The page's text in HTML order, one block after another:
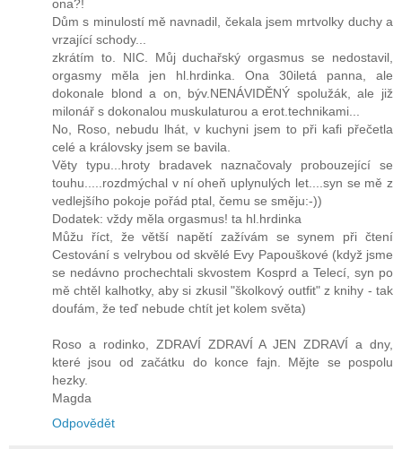
ona?!
Dům s minulostí mě navnadil, čekala jsem mrtvolky duchy a
vrzající schody...
zkrátím to. NIC. Můj duchařský orgasmus se nedostavil,
orgasmy měla jen hl.hrdinka. Ona 30iletá panna, ale
dokonale blond a on, býv.NENÁVIDĚNÝ spolužák, ale již
milonář s dokonalou muskulaturou a erot.technikami...
No, Roso, nebudu lhát, v kuchyni jsem to při kafi přečetla
celé a královsky jsem se bavila.
Věty typu...hroty bradavek naznačovaly probouzející se
touhu.....rozdmýchal v ní oheň uplynulých let....syn se mě z
vedlejšího pokoje pořád ptal, čemu se směju:-))
Dodatek: vždy měla orgasmus! ta hl.hrdinka
Můžu říct, že větší napětí zažívám se synem při čtení
Cestování s velrybou od skvělé Evy Papouškové (když jsme
se nedávno prochechtali skvostem Kosprd a Telecí, syn po
mě chtěl kalhotky, aby si zkusil "školkový outfit" z knihy - tak
doufám, že teď nebude chtít jet kolem světa)
Roso a rodinko, ZDRAVÍ ZDRAVÍ A JEN ZDRAVÍ a dny,
které jsou od začátku do konce fajn. Mějte se pospolu
hezky.
Magda
Odpovědět